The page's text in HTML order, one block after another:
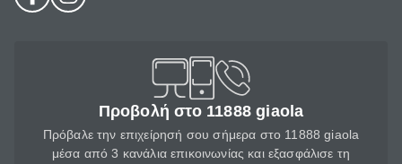
Προβολή στο 11888 giaola
Πρόβαλε την επιχείρησή σου σήμερα στο 11888 giaola
μέσα από 3 κανάλια επικοινωνίας και εξασφάλισε τη